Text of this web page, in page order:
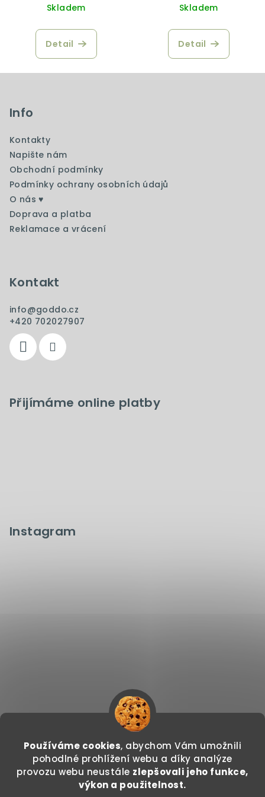
Používáme cookies, abychom Vám umožnili
pohodlné prohlížení webu a díky analýze
provozu webu neustále zlepšovali jeho funkce,
výkon a použitelnost.
Skladem
Detail
Skladem
Detail
Info
Kontakty
Napište nám
Obchodní podmínky
Podmínky ochrany osobních údajů
O nás ♥️
Doprava a platba
Reklamace a vrácení
Kontakt
info@goddo.cz
+420 702027907
Přijímáme online platby
Instagram
Sledovat na Instagramu
Copyright 2026GODDO.CZ. Všechna práva
vyhrazena.